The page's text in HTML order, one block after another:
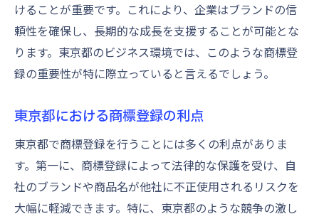
けることが重要です。これにより、企業はブランドの信
頼性を確保し、長期的な成長を支援することが可能とな
ります。東京都のビジネス環境では、このような商標登
録の重要性が特に際立っていると言えるでしょう。
東京都における商標登録の利点
東京都で商標登録を行うことには多くの利点がありま
す。第一に、商標登録によって法律的な保護を受け、自
社のブランドや商品名が他社に不正使用されるリスクを
大幅に軽減できます。特に、東京都のような競争の激し